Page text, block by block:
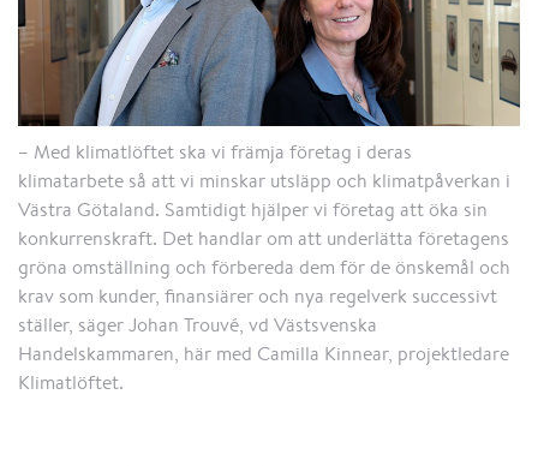
– Med klimatlöftet ska vi främja företag i deras
klimatarbete så att vi minskar utsläpp och klimatpåverkan i
Västra Götaland. Samtidigt hjälper vi företag att öka sin
konkurrenskraft. Det handlar om att underlätta företagens
gröna omställning och förbereda dem för de önskemål och
krav som kunder, finansiärer och nya regelverk successivt
ställer, säger Johan Trouvé, vd Västsvenska
Handelskammaren, här med Camilla Kinnear, projektledare
Klimatlöftet.